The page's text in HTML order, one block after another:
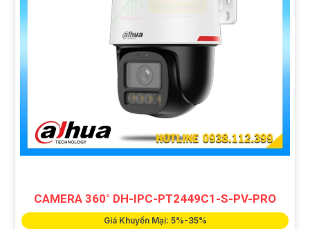
CAMERA 360° DH-IPC-PT2449C1-S-PV-PRO
Giá Khuyến Mại: 5%-35%